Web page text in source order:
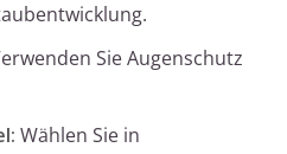
Sie Augenschutz
Wählen Sie in